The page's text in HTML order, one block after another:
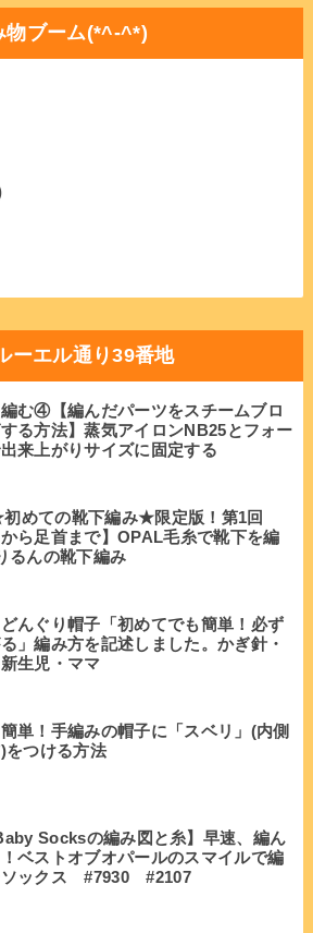
ブーム(*^-^*)
ーエル通り39番地
む④【編んだパーツをスチームブロ
る方法】蒸気アイロンNB25とフォー
来上がりサイズに固定する
めての靴下編み★限定版！第1回
から足首まで】OPAL毛糸で靴下を編
んの靴下編み
どんぐり帽子「初めてでも簡単！必ず
」編み方を記述しました。かぎ針・
生児・ママ
簡単！手編みの帽子に「スベリ」(内側
をつける方法
Socksの編み図と糸】早速、編ん
ベストオブオパールのスマイルで編
ソックス #7930 #2107